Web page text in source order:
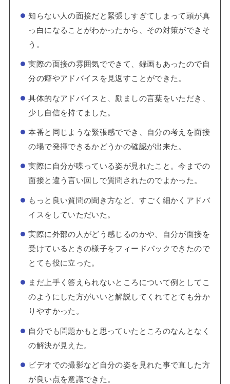
知らない人の面接だと緊張しすぎてしまって頭が真
っ白になることがわかったから、その対策ができそ
う。
実際の面接の雰囲気でできて、録画もあったので自
分の癖やアドバイスを見返すことができた。
具体的なアドバイスと、励ましの言葉をいただき、
少し自信を持てました。
本番と同じような緊張感ででき、自分の考えを面接
の場で発揮できるかどうかの確認が出来た。
実際に自分が喋っている姿が見れたこと。今までの
面接と違う言い回しで質問されたのでよかった。
もっと良い質問の聞き方など、すごく細かくアドバ
イスをしていただいた。
実際に外部の人がどう感じるのかや、自分が面接を
受けているときの様子をフィードバックできたので
とても役に立った。
まだ上手く答えられないところについて例としてこ
のようにした方がいいと解説してくれてとても分か
りやすかった。
自分でも問題かもと思っていたところのなんとなく
の解決が見えた。
ビデオでの撮影など自分の姿を見れた事で直した方
が良い点を意識できた。